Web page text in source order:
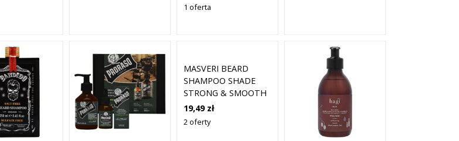
1 oferta
MASVERI BEARD
SHAMPOO SHADE
STRONG & SMOOTH
BEARD – DELIKATNY
SZAMPON DO
BRODY, 150ML
19,49 zł
2 oferty